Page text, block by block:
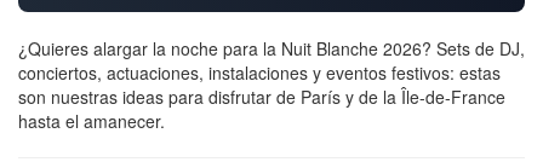
¿Quieres alargar la noche para la Nuit Blanche 2026? Sets de DJ,
conciertos, actuaciones, instalaciones y eventos festivos: estas
son nuestras ideas para disfrutar de París y de la Île-de-France
hasta el amanecer.